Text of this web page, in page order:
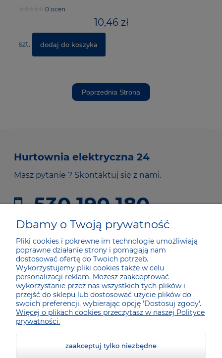
0 ocen
10,46 zł
szt. dodaj do koszyka
Poprzednia Strona
Hurtownia elektryczna 24
Masz pytanie ? Skontaktuj się z nami.
530 190 180
sklep@he24.pl
JAK KUPOWAĆ
DLA KUPUJĄCYCH
SOCIAL MEDIA
Dbamy o Twoją prywatność
Pliki cookies i pokrewne im technologie umożliwiają
poprawne działanie strony i pomagają nam
dostosować ofertę do Twoich potrzeb.
Wykorzystujemy pliki cookies także w celu
personalizacji reklam. Możesz zaakceptować
wykorzystanie przez nas wszystkich tych plików i
przejść do sklepu lub dostosować użycie plików do
swoich preferencji, wybierając opcję 'Dostosuj zgody'.
Więcej o plikach cookies przeczytasz w naszej Polityce
prywatności.
zaakceptuj tylko niezbędne